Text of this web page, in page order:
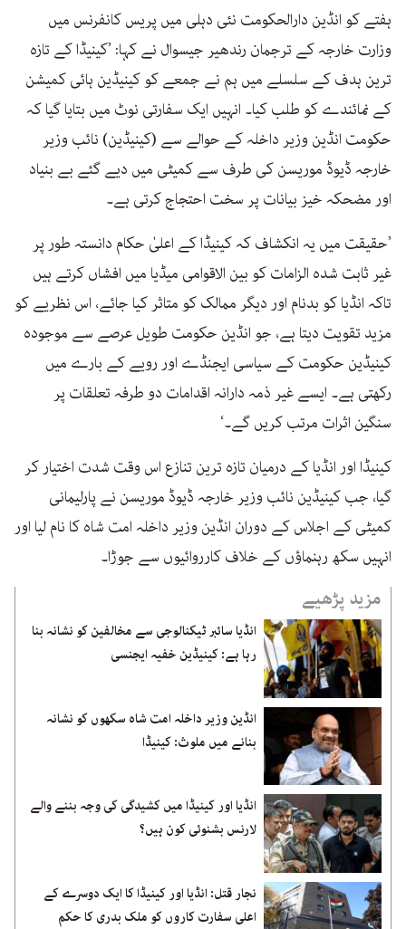
ہفتے کو انڈین دارالحکومت نئی دہلی میں پریس کانفرنس میں
وزارت خارجہ کے ترجمان رندھیر جیسوال نے کہا: ’کینیڈا کے تازہ
ترین ہدف کے سلسلے میں ہم نے جمعے کو کینیڈین ہائی کمیشن
کے نمائندے کو طلب کیا۔ انہیں ایک سفارتی نوٹ میں بتایا گیا کہ
حکومت انڈین وزیر داخلہ کے حوالے سے (کینیڈین) نائب وزیر
خارجہ ڈیوڈ موریسن کی طرف سے کمیٹی میں دیے گئے بے بنیاد
اور مضحکہ خیز بیانات پر سخت احتجاج کرتی ہے۔
’حقیقت میں یہ انکشاف کہ کینیڈا کے اعلیٰ حکام دانستہ طور پر
غیر ثابت شدہ الزامات کو بین الاقوامی میڈیا میں افشاں کرتے ہیں
تاکہ انڈیا کو بدنام اور دیگر ممالک کو متاثر کیا جائے، اس نظریے کو
مزید تقویت دیتا ہے، جو انڈین حکومت طویل عرصے سے موجودہ
کینیڈین حکومت کے سیاسی ایجنڈے اور رویے کے بارے میں
رکھتی ہے۔ ایسے غیر ذمہ دارانہ اقدامات دو طرفہ تعلقات پر
سنگین اثرات مرتب کریں گے۔‘
کینیڈا اور انڈیا کے درمیان تازہ ترین تنازع اس وقت شدت اختیار کر
گیا، جب کینیڈین نائب وزیر خارجہ ڈیوڈ موریسن نے پارلیمانی
کمیٹی کے اجلاس کے دوران انڈین وزیر داخلہ امت شاہ کا نام لیا اور
انہیں سکھ رہنماؤں کے خلاف کارروائیوں سے جوڑا۔
مزید پڑھیے
انڈیا سائبر ٹیکنالوجی سے مخالفین کو نشانہ بنا
رہا ہے: کینیڈین خفیہ ایجنسی
انڈین وزیر داخلہ امت شاہ سکھوں کو نشانہ
بنانے میں ملوث: کینیڈا
انڈیا اور کینیڈا میں کشیدگی کی وجہ بننے والے
لارنس بشنوئی کون ہیں؟
نجار قتل: انڈیا اور کینیڈا کا ایک دوسرے کے
اعلی سفارت کاروں کو ملک بدری کا حکم